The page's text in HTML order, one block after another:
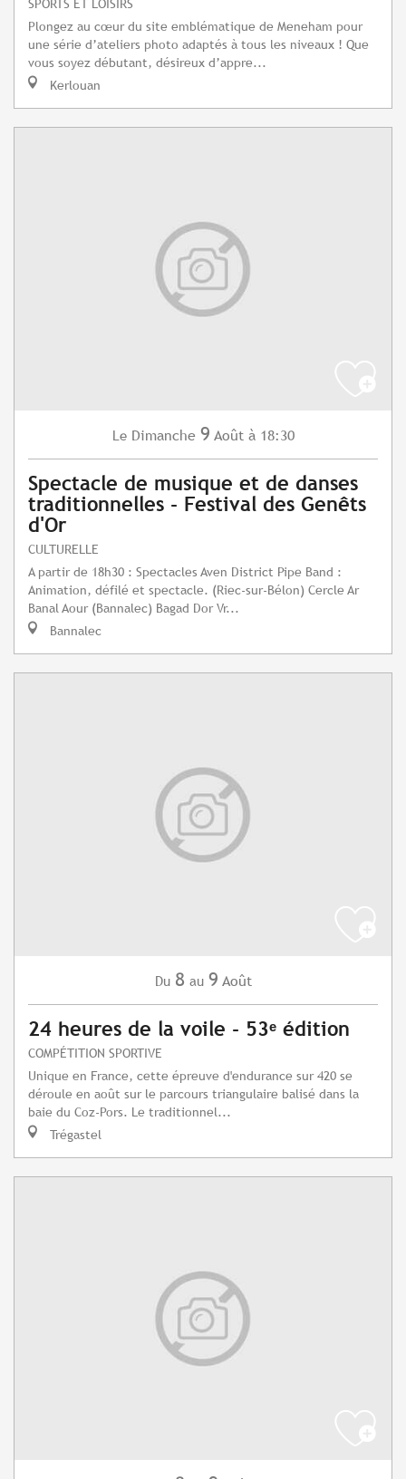
SPORTS ET LOISIRS
Plongez au cœur du site emblématique de Meneham pour
une série d’ateliers photo adaptés à tous les niveaux ! Que
vous soyez débutant, désireux d’appre...
Kerlouan
Le Dimanche 9 Août à 18:30
Spectacle de musique et de danses
traditionnelles - Festival des Genêts
d'Or
CULTURELLE
A partir de 18h30 : Spectacles Aven District Pipe Band :
Animation, défilé et spectacle. (Riec-sur-Bélon) Cercle Ar
Banal Aour (Bannalec) Bagad Dor Vr...
Bannalec
Du 8 au 9 Août
24 heures de la voile - 53ᵉ édition
COMPÉTITION SPORTIVE
Unique en France, cette épreuve d'endurance sur 420 se
déroule en août sur le parcours triangulaire balisé dans la
baie du Coz-Pors. Le traditionnel...
Trégastel